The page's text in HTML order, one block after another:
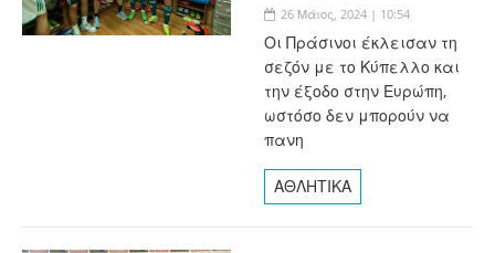
26 Μάιος, 2024 | 10:54
Οι Πράσινοι έκλεισαν τη
σεζόν με το Κύπελλο και
την έξοδο στην Ευρώπη,
ωστόσο δεν μπορούν να
πανη
ΑΘΛΗΤΙΚΑ